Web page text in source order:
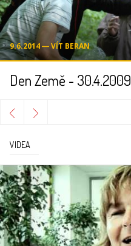
9.6.2014 ― VÍT BERAN
Den Země - 30.4.2009
VIDEA